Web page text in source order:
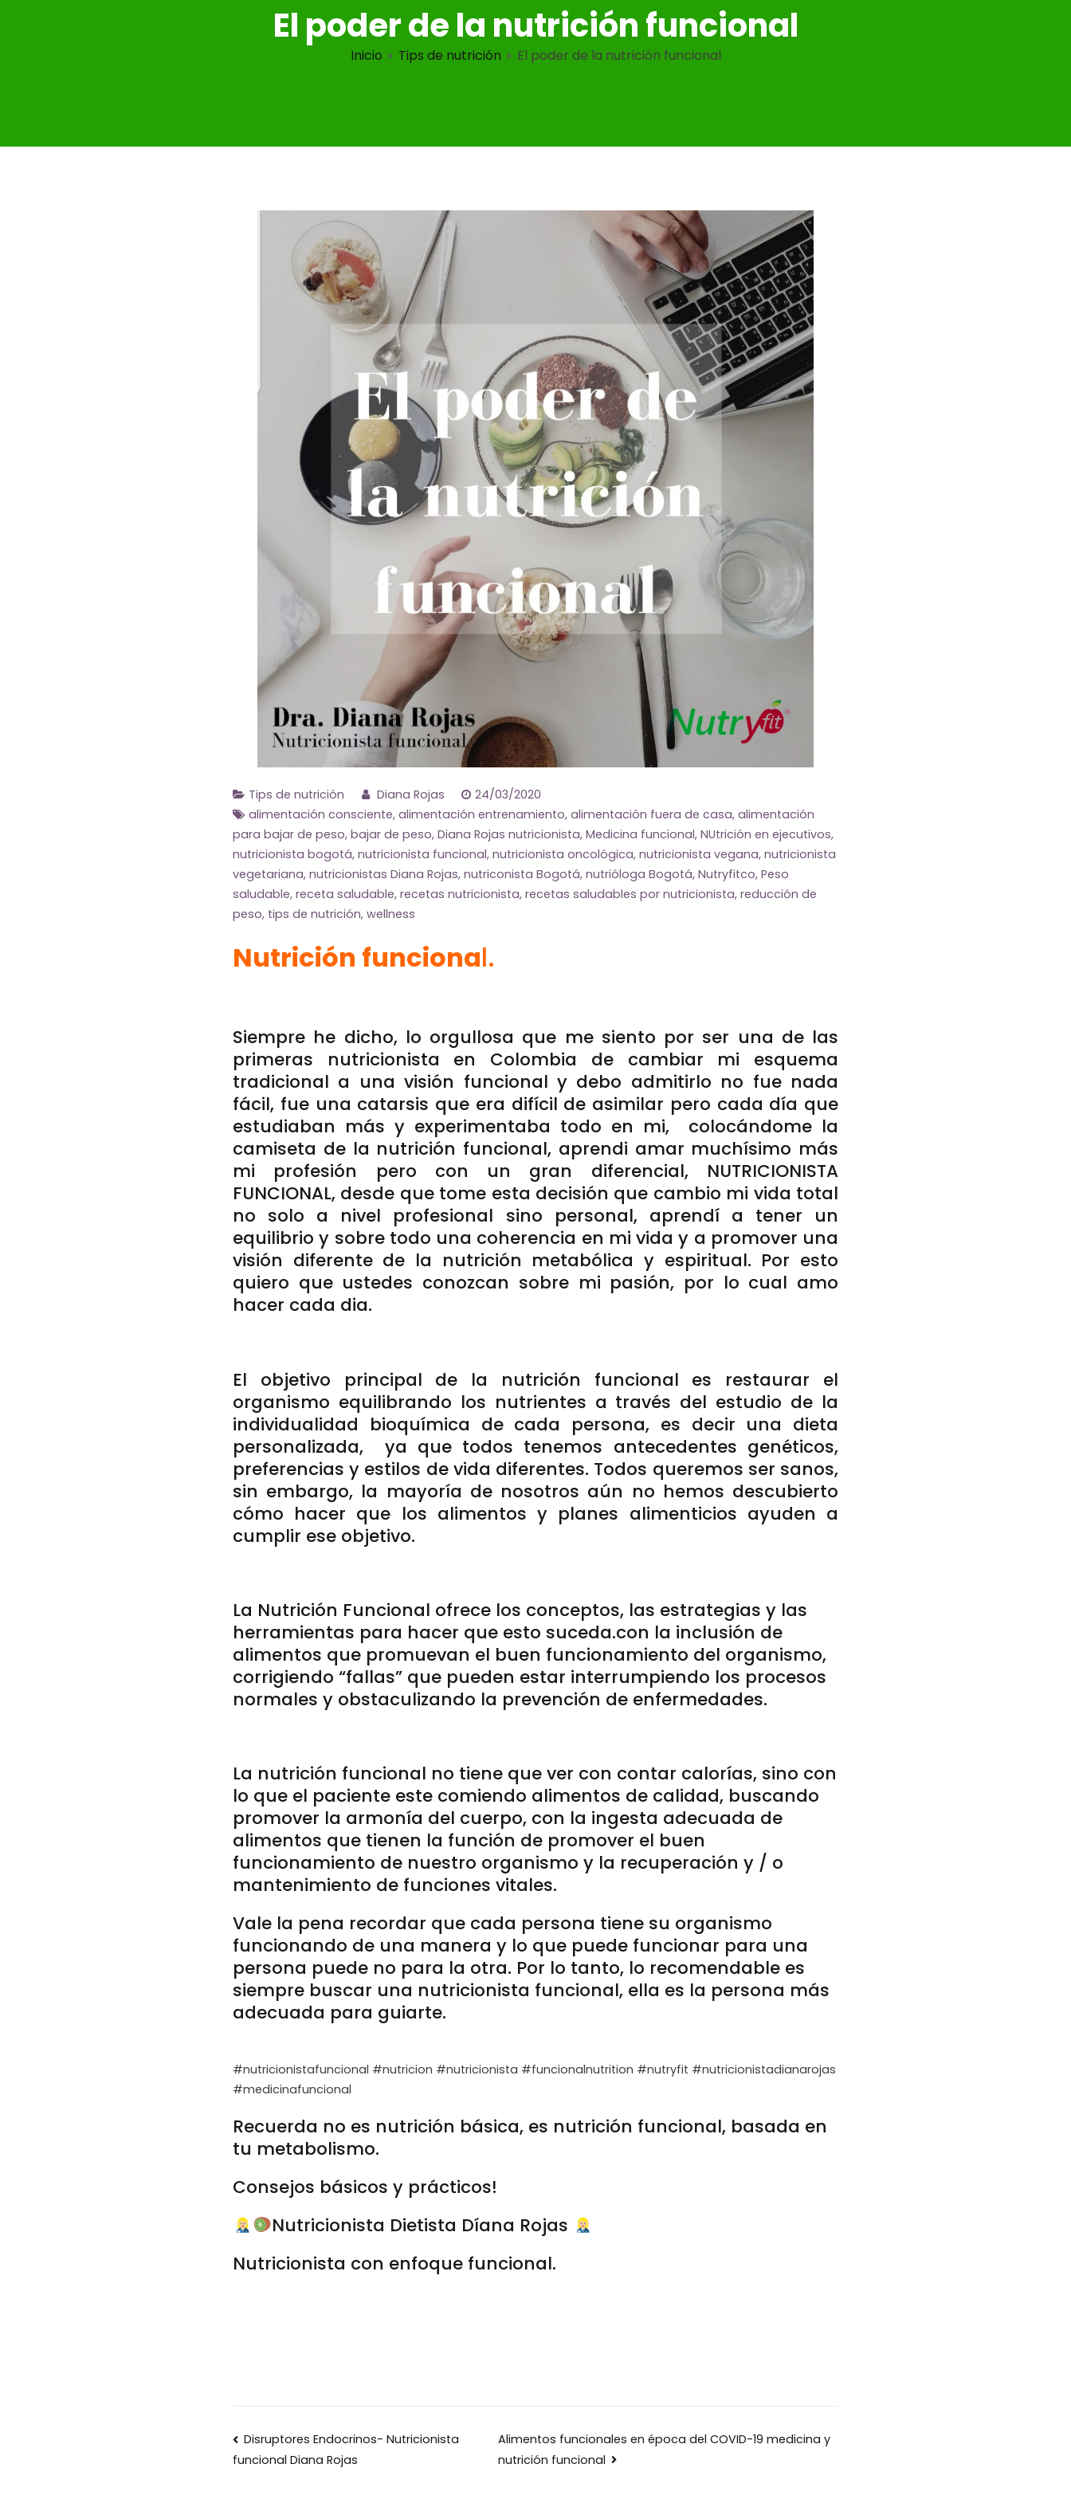
El poder de la nutrición funcional
Inicio Tips de nutrición El poder de la nutrición funcional
Tips de nutrición Diana Rojas
24/03/2020
alimentación consciente, alimentación entrenamiento, alimentación fuera de casa, alimentación
para bajar de peso, bajar de peso, Diana Rojas nutricionista, Medicina funcional, NUtrición en ejecutivos,
nutricionista bogotá, nutricionista funcional, nutricionista oncológica, nutricionista vegana, nutricionista
vegetariana, nutricionistas Diana Rojas, nutriconista Bogotá, nutrióloga Bogotá, Nutryfitco, Peso
saludable, receta saludable, recetas nutricionista, recetas saludables por nutricionista, reducción de
peso, tips de nutrición, wellness
Nutrición funcional.
Siempre he dicho, lo orgullosa que me siento por ser una de las
primeras nutricionista en Colombia de cambiar mi esquema
tradicional a una visión funcional y debo admitirlo no fue nada
fácil, fue una catarsis que era difícil de asimilar pero cada día que
estudiaban más y experimentaba todo en mi, colocándome la
camiseta de la nutrición funcional, aprendi amar muchísimo más
mi profesión pero con un gran diferencial, NUTRICIONISTA
FUNCIONAL, desde que tome esta decisión que cambio mi vida total
no solo a nivel profesional sino personal, aprendí a tener un
equilibrio y sobre todo una coherencia en mi vida y a promover una
visión diferente de la nutrición metabólica y espiritual. Por esto
quiero que ustedes conozcan sobre mi pasión, por lo cual amo
hacer cada dia.
El objetivo principal de la nutrición funcional es restaurar el
organismo equilibrando los nutrientes a través del estudio de la
individualidad bioquímica de cada persona, es decir una dieta
personalizada, ya que todos tenemos antecedentes genéticos,
preferencias y estilos de vida diferentes. Todos queremos ser sanos,
sin embargo, la mayoría de nosotros aún no hemos descubierto
cómo hacer que los alimentos y planes alimenticios ayuden a
cumplir ese objetivo.
La Nutrición Funcional ofrece los conceptos, las estrategias y las
herramientas para hacer que esto suceda.con la inclusión de
alimentos que promuevan el buen funcionamiento del organismo,
corrigiendo “fallas” que pueden estar interrumpiendo los procesos
normales y obstaculizando la prevención de enfermedades.
La nutrición funcional no tiene que ver con contar calorías, sino con
lo que el paciente este comiendo alimentos de calidad, buscando
promover la armonía del cuerpo, con la ingesta adecuada de
alimentos que tienen la función de promover el buen
funcionamiento de nuestro organismo y la recuperación y / o
mantenimiento de funciones vitales.
Vale la pena recordar que cada persona tiene su organismo
funcionando de una manera y lo que puede funcionar para una
persona puede no para la otra. Por lo tanto, lo recomendable es
siempre buscar una nutricionista funcional, ella es la persona más
adecuada para guiarte.
#nutricionistafuncional #nutricion #nutricionista #funcionalnutrition #nutryfit #nutricionistadianarojas
#medicinafuncional
Recuerda no es nutrición básica, es nutrición funcional, basada en
tu metabolismo.
Consejos básicos y prácticos!
Nutricionista Dietista Díana Rojas
Nutricionista con enfoque funcional.
Navegación
Disruptores Endocrinos- Nutricionista
funcional Diana Rojas
Alimentos funcionales en época del COVID-19 medicina y
nutrición funcional